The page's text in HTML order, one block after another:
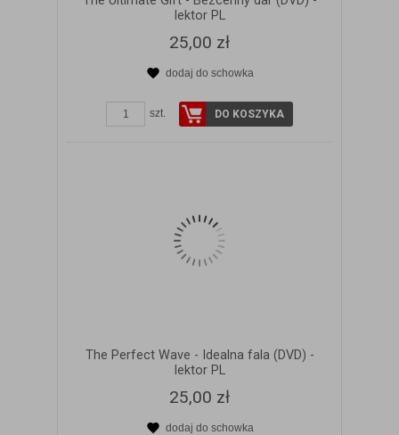
lektor PL
25,00 zł
dodaj do schowka
szt. DO KOSZYKA
The Perfect Wave - Idealna fala (DVD) -
lektor PL
25,00 zł
dodaj do schowka